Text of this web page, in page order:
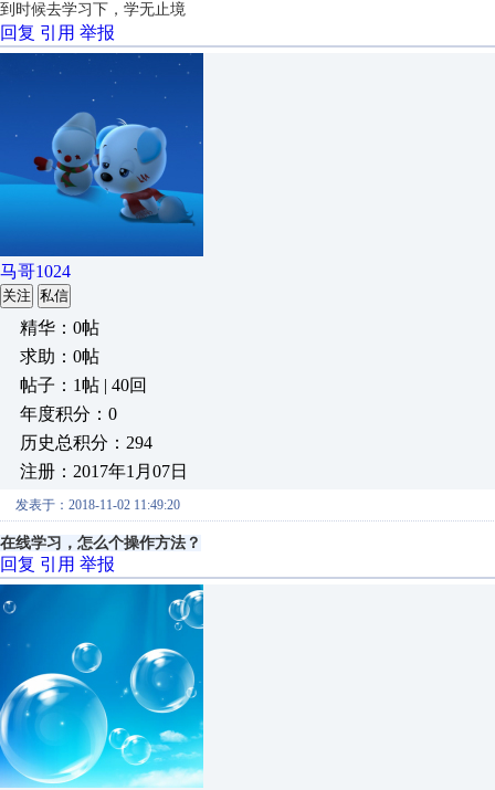
到时候去学习下，学无止境
回复 引用 举报
马哥1024
关注 私信
精华：0帖
求助：0帖
帖子：1帖 | 40回
年度积分：0
历史总积分：294
注册：2017年1月07日
发表于：2018-11-02 11:49:20
在线学习，怎么个操作方法？
回复 引用 举报